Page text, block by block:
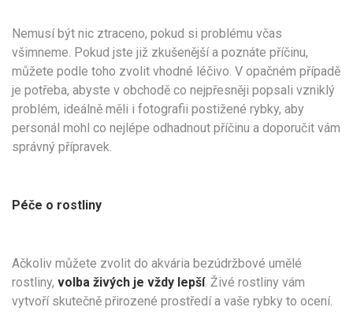
Nemusí být nic ztraceno, pokud si problému včas
všimneme. Pokud jste již zkušenější a poznáte příčinu,
můžete podle toho zvolit vhodné léčivo. V opačném případě
je potřeba, abyste v obchodě co nejpřesněji popsali vzniklý
problém, ideálně měli i fotografii postižené rybky, aby
personál mohl co nejlépe odhadnout příčinu a doporučit vám
správný přípravek.
Péče o rostliny
Ačkoliv můžete zvolit do akvária bezúdržbové umělé
rostliny, volba živých je vždy lepší. Živé rostliny vám
vytvoří skutečně přirozené prostředí a vaše rybky to ocení.